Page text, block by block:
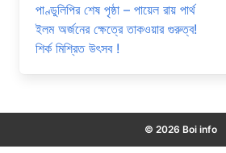
পাণ্ডুলিপির শেষ পৃষ্ঠা – পায়েল রায় পার্থ
ইলম অর্জনের ক্ষেত্রে তাকওয়ার গুরুত্ব!
শির্ক মিশ্রিত উৎসব !
© 2026 Boi info